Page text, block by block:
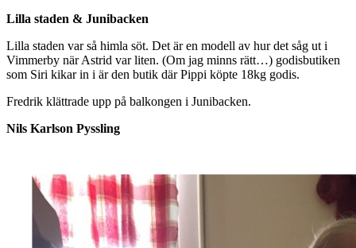
Lilla staden & Junibacken
Lilla staden var så himla söt. Det är en modell av hur det såg ut i
Vimmerby när Astrid var liten. (Om jag minns rätt…) godisbutiken
som Siri kikar in i är den butik där Pippi köpte 18kg godis.
Fredrik klättrade upp på balkongen i Junibacken.
Nils Karlson Pyssling